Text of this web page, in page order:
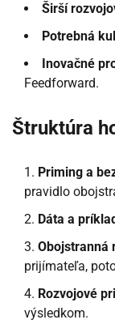
Širší
Potrebná
Inovačné
Feedforward.
Štruktúra
Priming a
pravidlo
Dáta a
Obojstranná
prijímateľa,
Rozvojové
výsledkom.